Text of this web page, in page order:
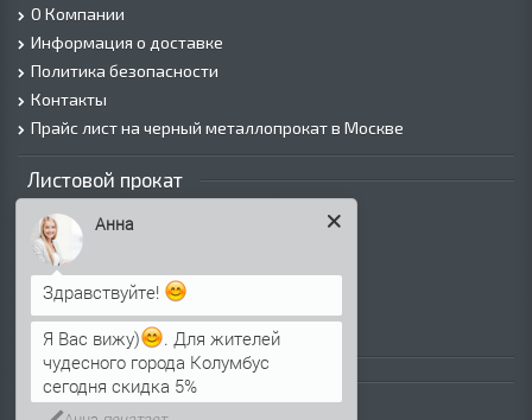
О Компании
Информация о доставке
Политика безопасности
Контакты
Прайс лист на черный металлопрокат в Москве
Листовой прокат
Лист г/к
Лист х/к
Просечно-вытяжной лист (ПВЛ)
Лист рифленый
Лист оцинкованный
Трубы
Анна
Здравствуйте!
Я Вас вижу)
. Для жителей
чудесного города Колумбус
сегодня скидка 5%